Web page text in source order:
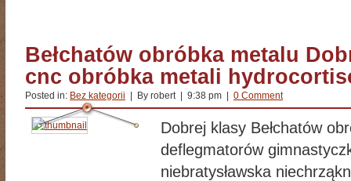
Bełchatów obróbka metalu
cnc obróbka metali
Posted in: Bez kategorii | By robert | 9:38 pm | 0 Comment
Dobrej klasy Bełchatów
deflegmatorów
niebratysławska